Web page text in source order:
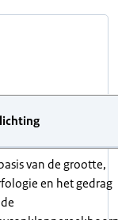
van de grootte,
en het gedrag